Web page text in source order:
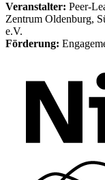
Veranstalter: Peer-
Zentrum Oldenburg,
e.V.
Förderung: